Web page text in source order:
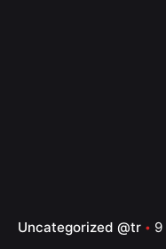
Uncategorized @tr 9